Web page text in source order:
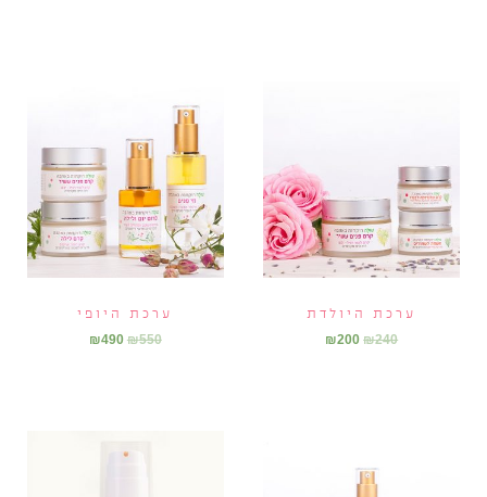
ערכת היולדת
₪240
₪200
ערכת היופי
₪550
₪490